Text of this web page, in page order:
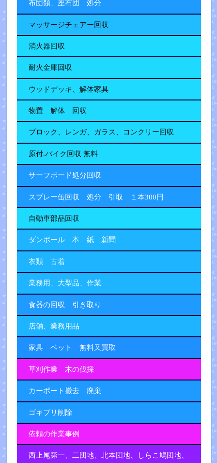
布団類、座布団 処分
マッサージチェアー回収
消火器回収
耐火金庫回収
ウッドデッキ、解体家具
物置 解体 回収
ブロック、レンガ、ガラス、コンクリー回収
原付.バイク回収 無料
サーフボード処分回収
スプレー缶回収 処分 引取 １本300円
自動車部品回収
ダンボール 本 紙 新聞
衣類 古着
業務用、大型品、作業
食器の回収 引き取り
店舗、業務用品
家具 ベット 無料又買取
草刈作業 木の伐採
カーポート撤去 廃棄
ゴキブリ削除
依頼の作業事例
西上尾第一、二団地、北本団地、しらこ鳩団地、